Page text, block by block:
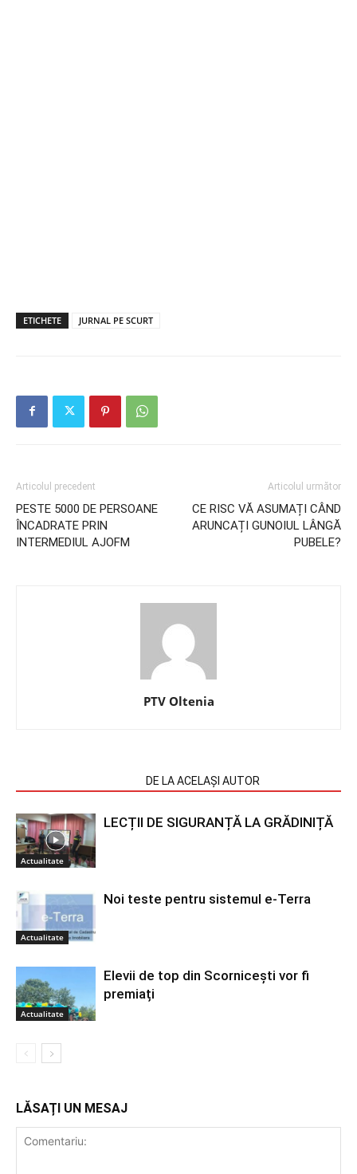
ETICHETE JURNAL PE SCURT
Articolul precedent
PESTE 5000 DE PERSOANE
ÎNCADRATE PRIN
INTERMEDIUL AJOFM
Articolul următor
CE RISC VĂ ASUMAȚI CÂND
ARUNCAȚI GUNOIUL LÂNGĂ
PUBELE?
PTV Oltenia
DE LA ACELAȘI AUTOR
Actualitate
LECȚII DE SIGURANȚĂ LA GRĂDINIȚĂ
Actualitate
Noi teste pentru sistemul e-Terra
Actualitate
Elevii de top din Scornicești vor fi
premiați
LĂSAȚI UN MESAJ